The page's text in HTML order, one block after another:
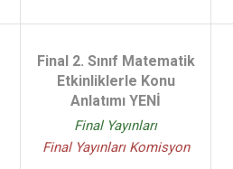
Final 2. Sınıf Matematik
Etkinliklerle Konu
Anlatımı YENİ
Final Yayınları
Final Yayınları Komisyon